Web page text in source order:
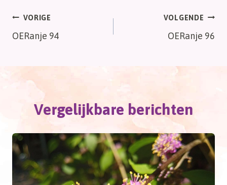
Bericht
navigatie
VORIGE
OERanje 94
VOLGENDE
OERanje 96
Vergelijkbare berichten